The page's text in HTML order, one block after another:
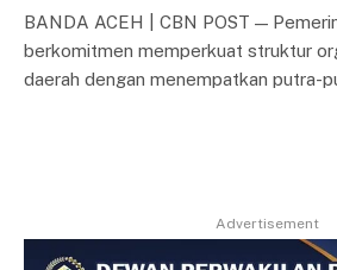
BANDA ACEH | CBN POST —
berkomitmen memperkuat struktur
daerah dengan menempatkan putra-
Advertisement